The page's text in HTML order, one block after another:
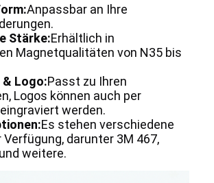
Anpassbar an Ihre
Stärke:Erhältlich in
Magnetqualitäten von N35 bis
Logo:Passt zu Ihren
Logos können auch per
werden.
Es stehen verschiedene
Verfügung, darunter 3M 467,
weitere.